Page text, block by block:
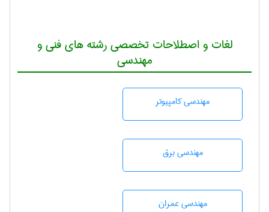
لغات و اصطلاحات تخصصی رشته های فنی و
مهندسی
مهندسی كامپيوتر
مهندسی برق
مهندسی عمران